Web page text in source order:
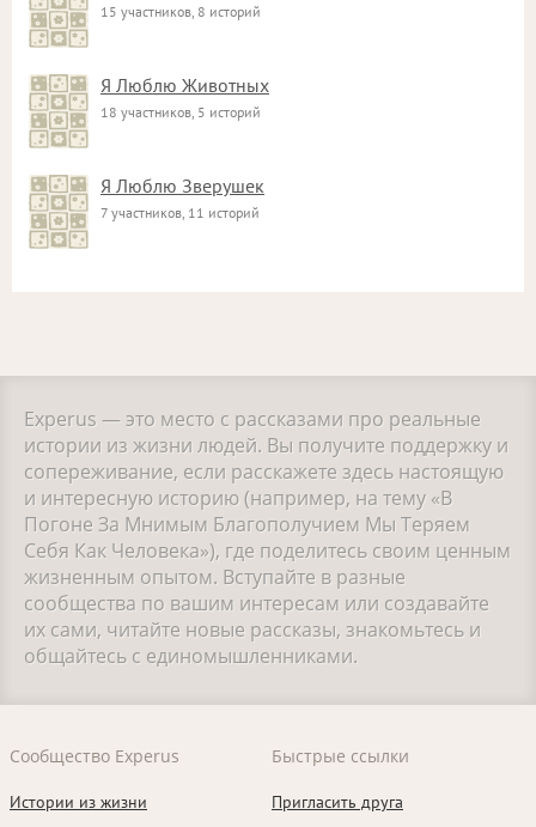
15 участников, 8 историй
Я Люблю Животных
18 участников, 5 историй
Я Люблю Зверушек
7 участников, 11 историй
Experus — это место с рассказами про реальные
истории из жизни людей. Вы получите поддержку и
сопереживание, если расскажете здесь настоящую
и интересную историю (например, на тему «В
Погоне За Мнимым Благополучием Мы Теряем
Себя Как Человека»), где поделитесь своим ценным
жизненным опытом. Вступайте в разные
сообщества по вашим интересам или создавайте
их сами, читайте новые рассказы, знакомьтесь и
общайтесь с единомышленниками.
Сообщество Experus
Истории из жизни
Быстрые ссылки
Пригласить друга